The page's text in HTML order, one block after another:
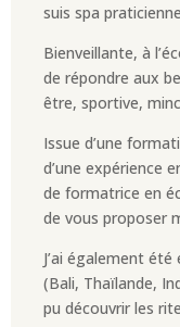
suis spa
Bienveillante, à
de répondre aux
être, sportive,
Issue d’une
d’une expérience
de formatrice en
de vous proposer
J’ai également
(Bali, Thaïlande,
pu découvrir les